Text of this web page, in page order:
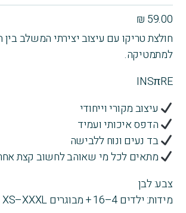
₪ 59.00
חולצת טריקו עם עיצוב יצירתי המשלב
למתמטיקה.
INSπRE
עיצוב מקורי וייחודי
הדפס איכותי ועמיד
בד נעים ונוח ללבישה
מתאים לכל מי שאוהב לחשוב קצת
צבע: לבן
מידות: ילדים 4–16 + מבוגרים XS–XXXL